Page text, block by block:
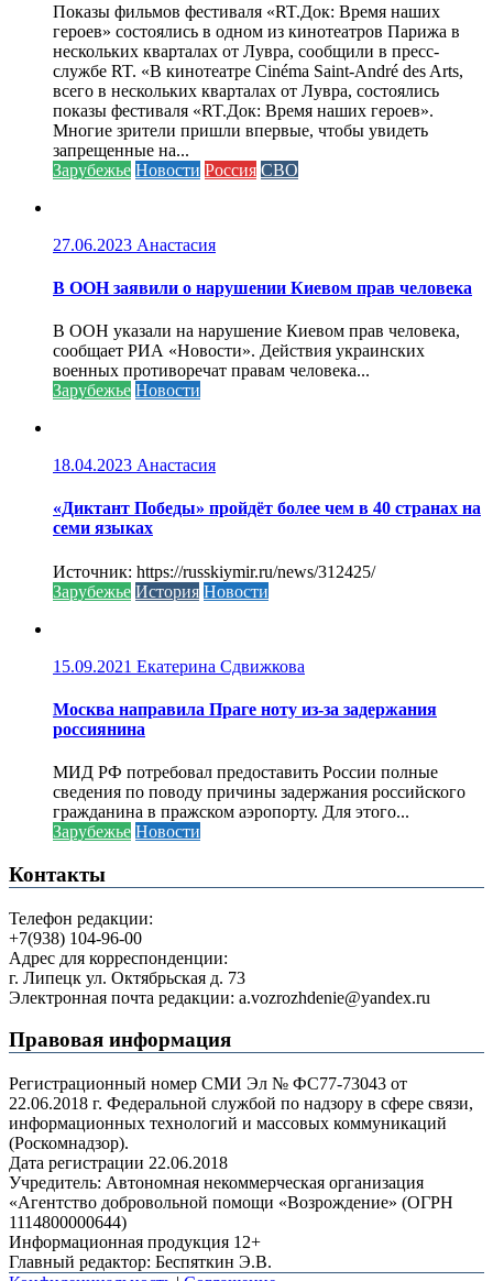
Показы фильмов фестиваля «RT.Док: Время наших
героев» состоялись в одном из кинотеатров Парижа в
нескольких кварталах от Лувра, сообщили в пресс-
службе RT. «В кинотеатре Cinéma Saint-André des Arts,
всего в нескольких кварталах от Лувра, состоялись
показы фестиваля «RT.Док: Время наших героев».
Многие зрители пришли впервые, чтобы увидеть
запрещенные на...
Зарубежье Новости Россия СВО
27.06.2023 Анастасия
В ООН заявили о нарушении Киевом прав человека
В ООН указали на нарушение Киевом прав человека,
сообщает РИА «Новости». Действия украинских
военных противоречат правам человека...
Зарубежье Новости
18.04.2023 Анастасия
«Диктант Победы» пройдёт более чем в 40 странах на
семи языках
Источник: https://russkiymir.ru/news/312425/
Зарубежье История Новости
15.09.2021 Екатерина Сдвижкова
Москва направила Праге ноту из-за задержания
россиянина
МИД РФ потребовал предоставить России полные
сведения по поводу причины задержания российского
гражданина в пражском аэропорту. Для этого...
Зарубежье Новости
Контакты
Телефон редакции:
+7(938) 104-96-00
Адрес для корреспонденции:
г. Липецк ул. Октябрьская д. 73
Электронная почта редакции: a.vozrozhdenie@yandex.ru
Правовая информация
Регистрационный номер СМИ Эл № ФС77-73043 от
22.06.2018 г. Федеральной службой по надзору в сфере связи,
информационных технологий и массовых коммуникаций
(Роскомнадзор).
Дата регистрации 22.06.2018
Учредитель: Автономная некоммерческая организация
«Агентство добровольной помощи «Возрождение» (ОГРН
1114800000644)
Информационная продукция 12+
Главный редактор: Беспяткин Э.В.